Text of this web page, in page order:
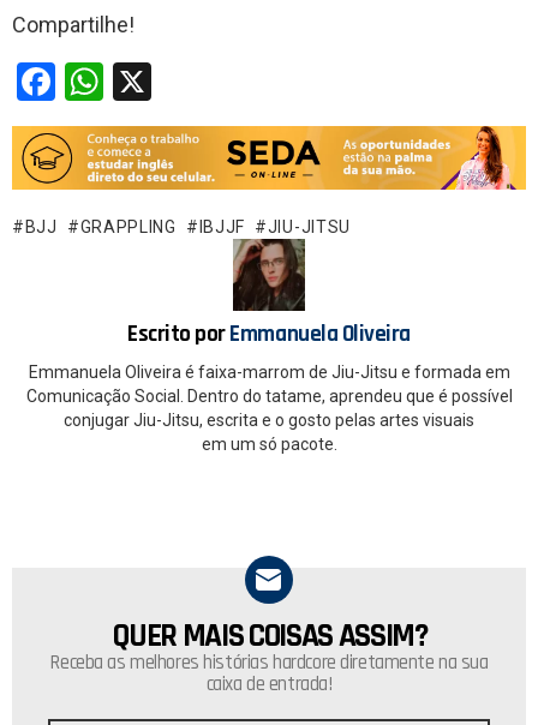
Compartilhe!
F
a
ce
b
o
W
h
at
s
A
BJJ GRAPPLING IBJJF JIU-JITSU
Escrito porEmmanuela Oliveira
Emmanuela Oliveira é faixa-marrom de Jiu-Jitsu e formada em
Comunicação Social. Dentro do tatame, aprendeu que é possível
conjugar Jiu-Jitsu, escrita e o gosto pelas artes visuais
em um só pacote.
NEWSLETTER
QUER MAIS COISAS ASSIM?
Receba as melhores histórias hardcore diretamente na sua
caixa de entrada!